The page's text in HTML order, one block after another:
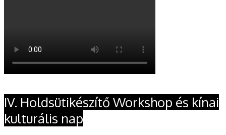
IV. Holdsütikészítő Workshop és kínai
kulturális nap